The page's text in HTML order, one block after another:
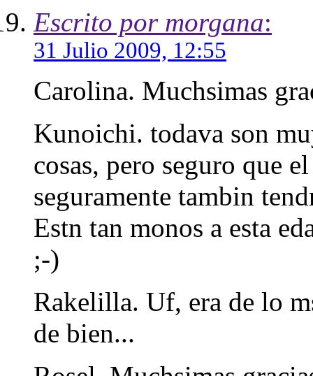
Escrito por morgana:
31 Julio 2009, 12:55
Carolina. Muchsimas
Kunoichi. todava son
cosas, pero seguro que
seguramente tambin
Estn tan monos a esta
;-)
Rakelilla. Uf, era de lo
de bien...